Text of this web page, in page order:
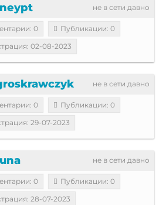
не в сети давно
0
Публикации: 0
02-08-2023
не в сети давно
0
Публикации: 0
29-07-2023
не в сети давно
0
Публикации: 0
28-07-2023